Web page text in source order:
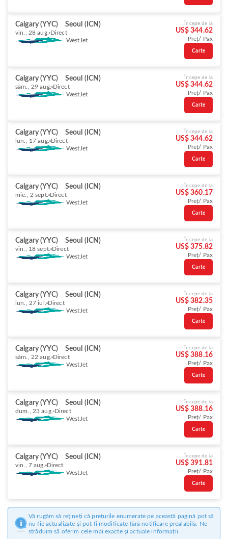
Calgary (YYC) Seoul (ICN)
vin., 28 aug. Direct
WestJet
Începe de la
US$ 344.62
Preț/ Pax
Carte
Calgary (YYC) Seoul (ICN)
sâm., 29 aug. Direct
WestJet
Începe de la
US$ 344.62
Preț/ Pax
Carte
Calgary (YYC) Seoul (ICN)
lun., 17 aug. Direct
WestJet
Începe de la
US$ 344.62
Preț/ Pax
Carte
Calgary (YYC) Seoul (ICN)
mie., 2 sept. Direct
WestJet
Începe de la
US$ 360.17
Preț/ Pax
Carte
Calgary (YYC) Seoul (ICN)
vin., 18 sept. Direct
WestJet
Începe de la
US$ 375.82
Preț/ Pax
Carte
Calgary (YYC) Seoul (ICN)
lun., 27 iul.
Direct
WestJet
Începe de la
US$ 382.35
Preț/ Pax
Carte
Calgary (YYC) Seoul (ICN)
sâm., 22 aug. Direct
WestJet
Începe de la
US$ 388.16
Preț/ Pax
Carte
Calgary (YYC) Seoul (ICN)
dum., 23 aug. Direct
WestJet
Începe de la
US$ 388.16
Preț/ Pax
Carte
Calgary (YYC) Seoul (ICN)
vin., 7 aug. Direct
WestJet
Începe de la
US$ 391.81
Preț/ Pax
Carte
Vă rugăm să rețineți că prețurile enumerate pe această pagină pot să
nu fie actualizate și pot fi modificate fără notificare prealabilă. Ne
străduim să oferim cele mai exacte și actuale informații.